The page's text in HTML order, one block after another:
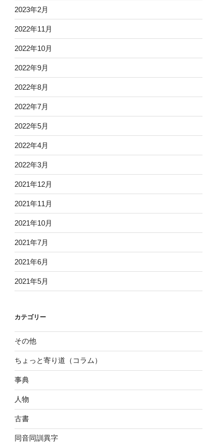
2023年2月
2022年11月
2022年10月
2022年9月
2022年8月
2022年7月
2022年5月
2022年4月
2022年3月
2021年12月
2021年11月
2021年10月
2021年7月
2021年6月
2021年5月
カテゴリー
その他
ちょっと寄り道（コラム）
事典
人物
古書
同音同訓異字